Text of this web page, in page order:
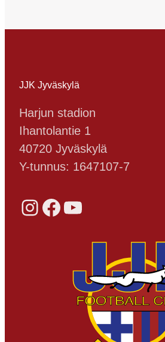
JJK Jyväskylä
Harjun stadion
Ihantolantie 1
40720 Jyväskylä
Y-tunnus: 1647107-7
Instagram Facebook YouTube